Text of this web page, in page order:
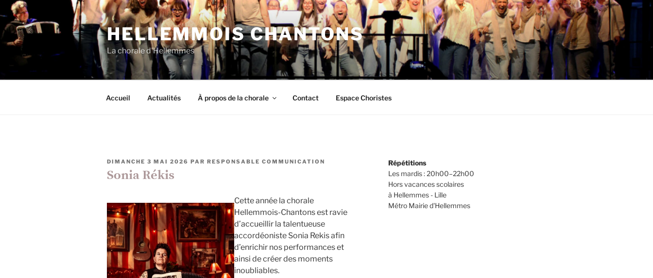
Aller
au
contenu
principal
HELLEMMOIS CHANTONS
La chorale d'Hellemmes
Accueil Actualités À propos de la chorale Contact Espace Choristes
PUBLIÉ
DIMANCHE 3 MAI 2026 PAR RESPONSABLE COMMUNICATION
Sonia Rékis
Cette année la chorale
Hellemmois-Chantons est ravie
d’accueillir la talentueuse
accordéoniste Sonia Rekis afin
d’enrichir nos performances et
ainsi de créer des moments
inoubliables.
Répétitions
Les mardis : 20h00–22h00
Hors vacances scolaires
à Hellemmes - Lille
Métro Mairie d'Hellemmes